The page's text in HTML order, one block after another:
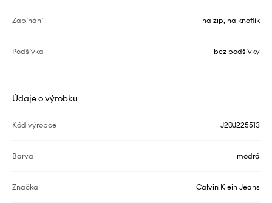
Zapínání na zip, na knoflík
Podšívka bez podšívky
Údaje o výrobku
Kód výrobce J20J225513
Barva modrá
Značka Calvin Klein Jeans